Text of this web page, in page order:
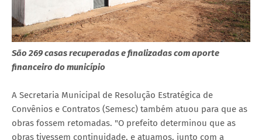
São 269 casas recuperadas e finalizadas com aporte
financeiro do município
A Secretaria Municipal de Resolução Estratégica de
Convênios e Contratos (Semesc) também atuou para que as
obras fossem retomadas. "O prefeito determinou que as
obras tivessem continuidade, e atuamos, junto com a